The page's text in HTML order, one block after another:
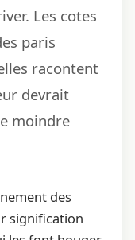
Les cotes
paris
racontent
devrait
moindre
des
signification